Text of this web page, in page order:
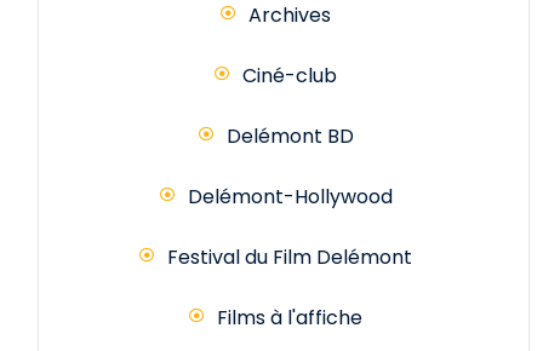
Archives
Ciné-club
Delémont BD
Delémont-Hollywood
Festival du Film Delémont
Films à l'affiche